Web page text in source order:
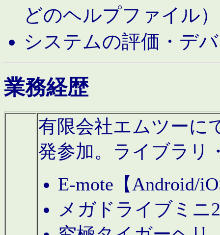
どのヘルプファイル）
システムの評価・デ
業務経歴
有限会社エムツーに
発参加。ライブラリ
E-mote【Android/
メガドライブミニ